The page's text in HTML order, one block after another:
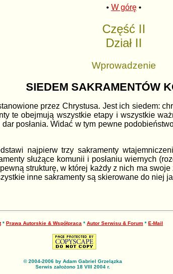
• W górę•
Część II
Dział II
Wprowadzenie
SIEDEM SAKRAMENTÓW
przez Chrystusa. Jest ich siedem:
te obejmują wszystkie etapy i wszystkie
posłania. Widać w tym pewne
najpierw trzy sakramenty
służące komunii i posłaniu wiernych
strukturę, w której każdy z nich ma
inne sakramenty są skierowane do niej
* Prawa Autorskie & Współpraca * Autor Serwisu & Forum * E-Mail
© 2004-2006 by Adam Gabriel Grzelązka
Serwis założono 18 VIII 2004 r.